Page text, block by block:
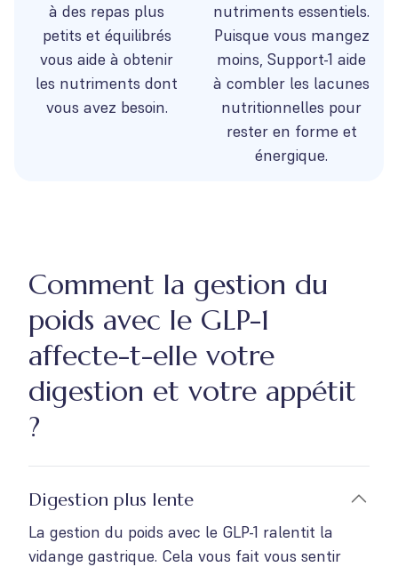
à des repas plus
petits et équilibrés
vous aide à obtenir
les nutriments dont
vous avez besoin.
nutriments essentiels.
Puisque vous mangez
moins, Support-1 aide
à combler les lacunes
nutritionnelles pour
rester en forme et
énergique.
Comment la gestion du
poids avec le GLP-1
affecte-t-elle votre
digestion et votre appétit
?
Digestion plus lente
La gestion du poids avec le GLP-1 ralentit la
vidange gastrique. Cela vous fait vous sentir